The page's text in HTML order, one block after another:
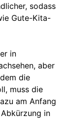
sodass
Gute-Kita-
in
aber
die
muss die
am Anfang
in